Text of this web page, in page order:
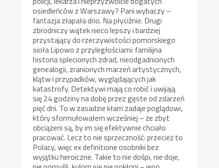
osiedleńców z Warszawy? Pani wybaczy –
fantazja złapała dno. Na płyciźnie. Drugi
zbrodniczy wątek nieco lepszy i bardziej
przystający do rzeczywistości pomorskiego
sioła Lipowo z przyległościami: familijna
historia splecionych zdrad, nieodgadnionych
genealogii, zranionych marzeń artystycznych,
klątw i przypadków, wyglądających jak
katastrofy. Detektywi mają co robić i uwijają
się 24 godziny na dobę przez gęste od zdarzeń
pięć dni. To w zasadzie kłam zadaje poglądowi,
który sformułowałem wcześniej – że zbyt
obciążeni są, by im się efektywnie chciało
pracować. Lecz to nie sprzeczność: przecież to
Polacy, więc ex definitione osobniki bez
wyjątku heroiczne. Takie to nie dośpi, nie doje,